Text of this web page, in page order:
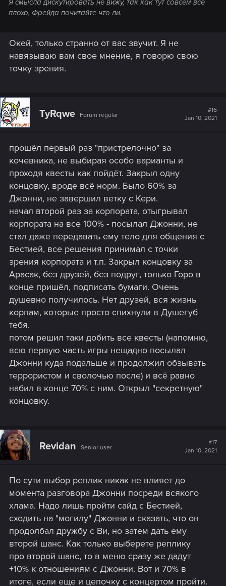
Я смысла дискутировать не вижу, так как тут совсем все
плохо, Фрейда почитайте что ли.
Окей, только странно от вас звучит. Я не
навязываю вам свое мнение, я говорю свою
точку зрения.
TyRqwe Forum regular
#16
Jan 10, 2021
прошёл первый раз "пристрелочно" за
кочевника, не выбирая особо варианты и
проходя квесты как пойдёт. Закрыл одну
концовку, вроде всё норм. Было 60% за
Джонни, не завершил ветку с Кери.
начал второй раз за корпората, отыгрывал
корпората на все 100% - посылал Джонни, не
стал даже передавать ему тело для общения с
Бестией, все решения принимал с точки
зрения корпората и т.п. Закрыл концовку за
Арасак, без друзей, без подруг, только Горо в
конце пришёл, подписать бумаги. Очень
душевно получилось. Нет друзей, вся жизнь
корпам, которые просто спихнули в Душегуб
тебя.
потом решил таки добить все квесты (напомню,
всю первую часть игры нещадно посылал
Джонни куда подальше и продолжил обзывать
террористом и сволочью после) и всё равно
набил в конце 70% с ним. Открыл "секретную"
концовку.
Revidan Senior user
#17
Jan 10, 2021
По сути выбор реплик никак не влияет до
момента разговора Джонни посреди всякого
хлама. Надо лишь пройти сайд с Бестией,
сходить на "могилу" Джонни и сказать, что он
продолбал дружбу с Ви, но затем дать ему
второй шанс. Как только выберете реплику
про второй шанс, то в меню сразу же дадут
+10% к отношениям с Джонни. Вот и 70% в
итоге, если еще и цепочку с концертом пройти.